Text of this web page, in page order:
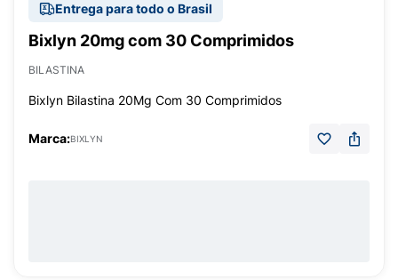
Entrega para todo o Brasil
Bixlyn 20mg com 30 Comprimidos
BILASTINA
Bixlyn Bilastina 20Mg Com 30 Comprimidos
Marca:BIXLYN